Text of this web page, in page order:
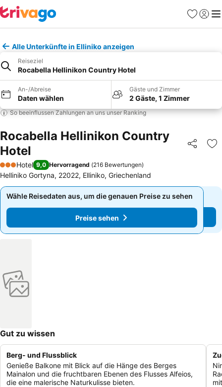
Favoriten
Alle Unterkünfte in Elliniko anzeigen
Reiseziel
Rocabella Hellinikon Country Hotel
An-/Abreise
Daten wählen
Gäste und Zimmer
2 Gäste, 1 Zimmer
So beeinflussen Zahlungen an uns unser Ranking
Rocabella Hellinikon Country
Hotel
Teilen
3 Sterne
Hotel 9,0 Hervorragend (216 Bewertungen)
Helliniko Gortyna, 22022, Elliniko, Griechenland
Wähle Reisedaten aus, um die genauen Preise zu sehen
Preise sehen
Wähle Reisedaten aus, um die genauen Preise zu sehen
Preise sehen
Gut zu wissen
Berg- und Flussblick
Genieße Balkone mit Blick auf die Hänge des Berges
Mainalon und die fruchtbaren Ebenen des Flusses Alfeios,
die eine malerische Naturkulisse bieten.